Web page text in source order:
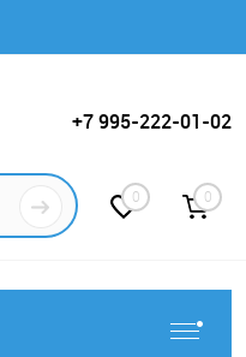
+7 995-222-01-02
0 0